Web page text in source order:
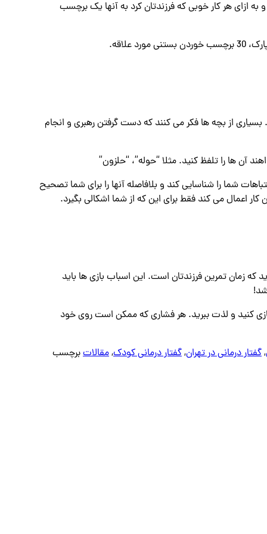
ازای هر کار خوبی که فرزندتان کرد به آنها یک برچسب
از بچه‌ ها فکر می ‌کنند که دست گرفتن رهبری و انجام
آن ها را تلفظ کنید. مثلا “حوله”، “حلزون”
شما را شناسایی کند و بلافاصله آنها را برای شما تصحیح
اعمال می کند فقط برای این که از شما اشکالی بگیرد.
که زمان تمرین فرزندتان است. این اسباب‌ بازی ‌ها باید
کنید و لذت ببرید. هر فشاری که ممکن است روی خود
,گفتار درمانی در تهران,گفتار درمانی کودک,مقالاتبرچسب